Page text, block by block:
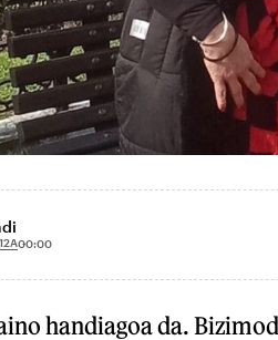
00:00
handiagoa da.